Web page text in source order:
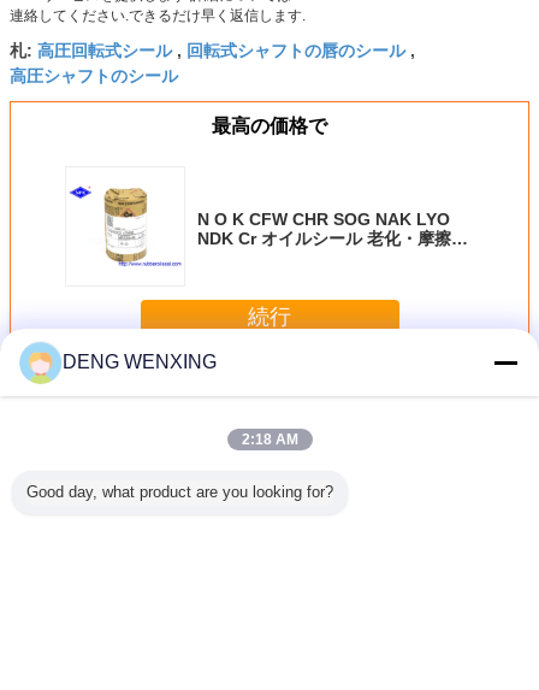
連絡してください.できるだけ早く返信します.
札: 高圧回転式シール, 回転式シャフトの唇のシール,
高圧シャフトのシール
最高の価格で
N O K CFW CHR SOG NAK LYO
NDK Cr オイルシール 老化・摩擦耐
続行
多く高圧オイル シール
DENG WENXING
2:18 AM
Good day, what product are you looking for?